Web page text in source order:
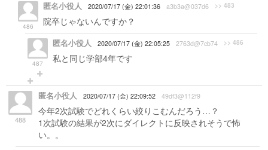
486
匿名小役人 2020/07/17 (金) 22:01:36 a3b3a@037d6 >> 483
院卒じゃないんですか？
487
匿名小役人 2020/07/17 (金) 22:05:25 2763d@7cb74 >> 486
私と同じ学部4年です
488
匿名小役人 2020/07/17 (金) 22:09:52 49df3@112f9
今年2次試験でどれくらい絞りこむんだろう…？
1次試験の結果が2次にダイレクトに反映されそうで怖
い。。